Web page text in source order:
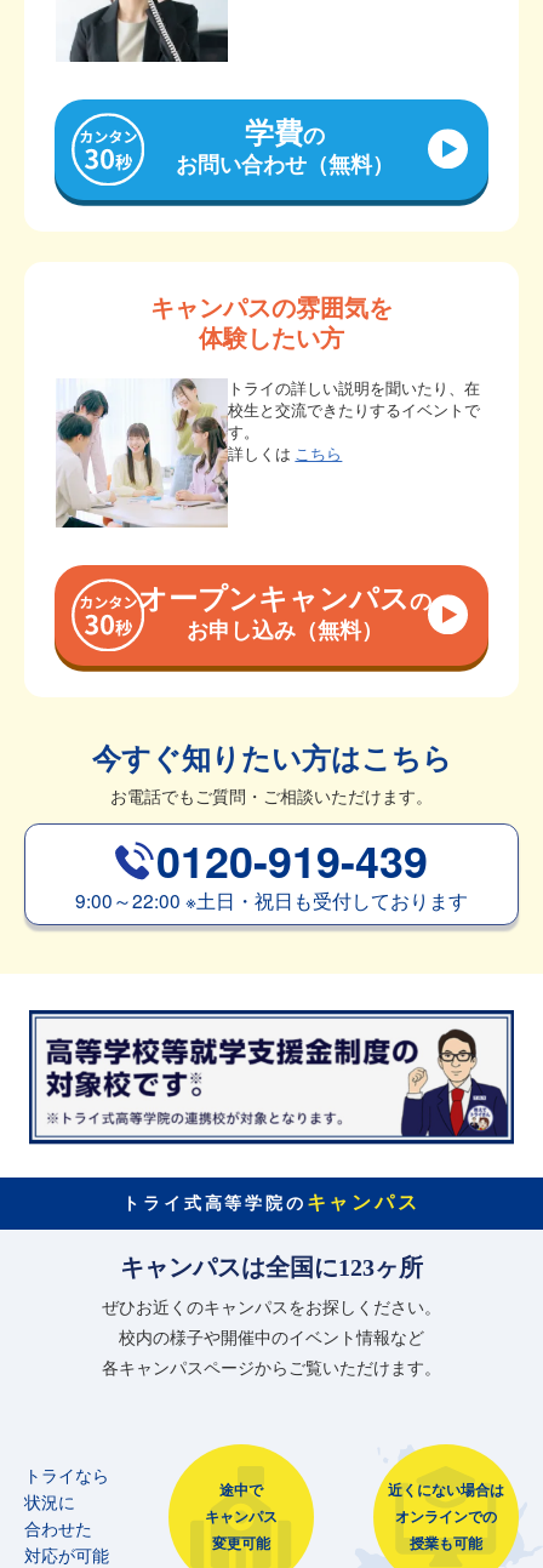
学費の
お問い合わせ（無料）
キャンパスの雰囲気を
体験したい方
トライの詳しい説明を聞いたり、在
校生と交流できたりするイベントで
す。
詳しくは こちら
オープンキャンパスの
お申し込み（無料）
今すぐ知りたい方はこちら
お電話でもご質問・ご相談いただけます。
0120-919-439
9:00～22:00 ※土日・祝日も受付しております
トライ式高等学院の キャンパス
キャンパスは全国に123ヶ所
ぜひお近くのキャンパスをお探しください。
校内の様子や開催中のイベント情報など
各キャンパスページからご覧いただけます。
トライなら
状況に
合わせた
対応が可能
途中で
キャンパス
変更可能
近くにない場合は
オンラインでの
授業も可能